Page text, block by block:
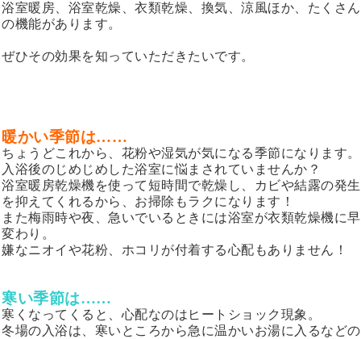
浴室暖房、浴室乾燥、衣類乾燥、換気、涼風ほか、たくさん
の機能があります。
ぜひその効果を知っていただきたいです。
暖かい季節は……
ちょうどこれから、花粉や湿気が気になる季節になります。
入浴後のじめじめした浴室に悩まされていませんか？
浴室暖房乾燥機を使って短時間で乾燥し、カビや結露の発生
を抑えてくれるから、お掃除もラクになります！
また梅雨時や夜、急いでいるときには浴室が衣類乾燥機に早
変わり。
嫌なニオイや花粉、ホコリが付着する心配もありません！
寒い季節は……
寒くなってくると、心配なのはヒートショック現象。
冬場の入浴は、寒いところから急に温かいお湯に入るなどの